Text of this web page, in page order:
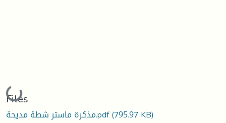
Loading...
Files
مذكرة ماستر شطة مديحة.pdf(795.97 KB)